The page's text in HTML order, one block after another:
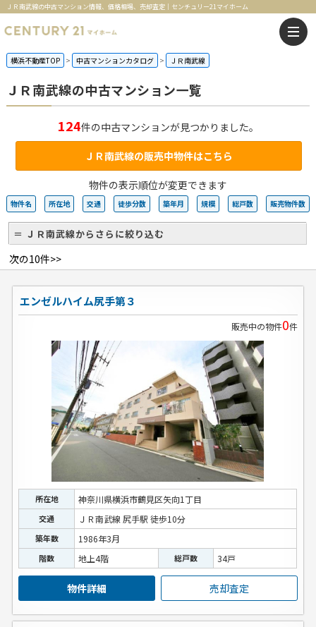
ＪＲ南武線の中古マンション情報、価格相場、売却査定｜センチュリー21マイホーム
横浜不動産TOP 中古マンションカタログ ＪＲ南武線
ＪＲ南武線の中古マンション一覧
124件の中古マンションが見つかりました。
ＪＲ南武線の販売中物件はこちら
物件の表示順位が変更できます
物件名 所在地 交通 徒歩分数 築年月 規模 総戸数 販売物件数
＝ ＪＲ南武線からさらに絞り込む
次の10件>>
エンゼルハイム尻手第３
販売中の物件0件
所在地 神奈川県横浜市鶴見区矢向1丁目
交通 ＪＲ南武線 尻手駅 徒歩10分
築年数 1986年3月
階数 地上4階 総戸数 34戸
物件詳細 売却査定